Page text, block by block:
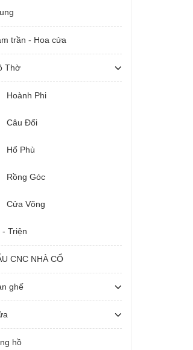
trần - Hoa cửa
Thờ
Hoành Phi
Câu Đối
Hổ Phù
Rồng Góc
Cửa Võng
- Triện
CNC NHÀ CỔ
ghế
hồ